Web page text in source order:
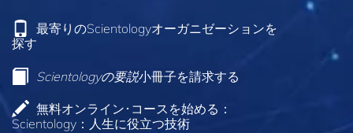
最寄りのScientologyオーガニゼーションを
探す
Scientologyの要説小冊子を請求する
無料オンライン･コースを始める：
Scientology：人生に役立つ技術